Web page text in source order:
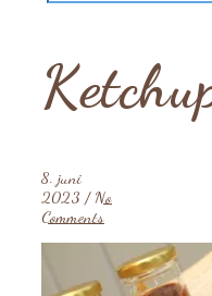
8. juni
2023 / No
Comments